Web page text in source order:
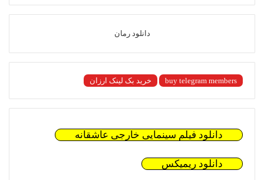
دانلود رمان
buy telegram members خرید بک لینک ارزان
دانلود فیلم سینمایی خارجی عاشقانه
دانلود ریمیکس